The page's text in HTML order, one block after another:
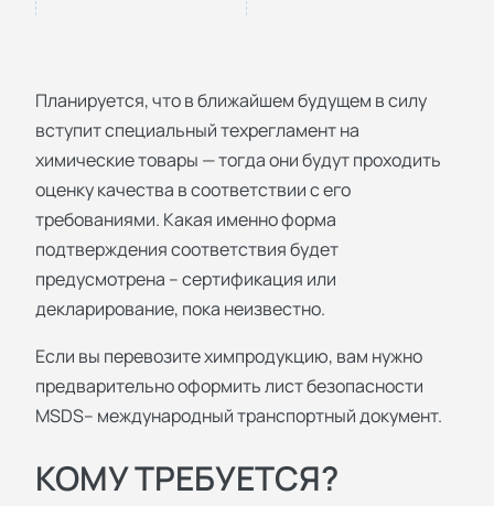
Планируется, что в ближайшем будущем в силу
вступит специальный техрегламент на
химические товары — тогда они будут проходить
оценку качества в соответствии с его
требованиями. Какая именно форма
подтверждения соответствия будет
предусмотрена – сертификация или
декларирование, пока неизвестно.
Если вы перевозите химпродукцию, вам нужно
предварительно оформить лист безопасности
MSDS– международный транспортный документ.
КОМУ ТРЕБУЕТСЯ?